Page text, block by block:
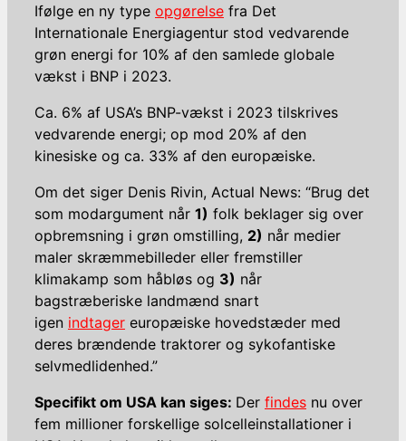
Ifølge en ny type opgørelse fra Det
Internationale Energiagentur stod vedvarende
grøn energi for 10% af den samlede globale
vækst i BNP i 2023.
Ca. 6% af USA’s BNP-vækst i 2023 tilskrives
vedvarende energi; op mod 20% af den
kinesiske og ca. 33% af den europæiske.
Om det siger Denis Rivin, Actual News: “Brug det
som modargument når 1) folk beklager sig over
opbremsning i grøn omstilling, 2) når medier
maler skræmmebilleder eller fremstiller
klimakamp som håbløs og 3) når
bagstræberiske landmænd snart
igen indtager europæiske hovedstæder med
deres brændende traktorer og sykofantiske
selvmedlidenhed.”
Specifikt om USA kan siges: Der findes nu over
fem millioner forskellige solcelleinstallationer i